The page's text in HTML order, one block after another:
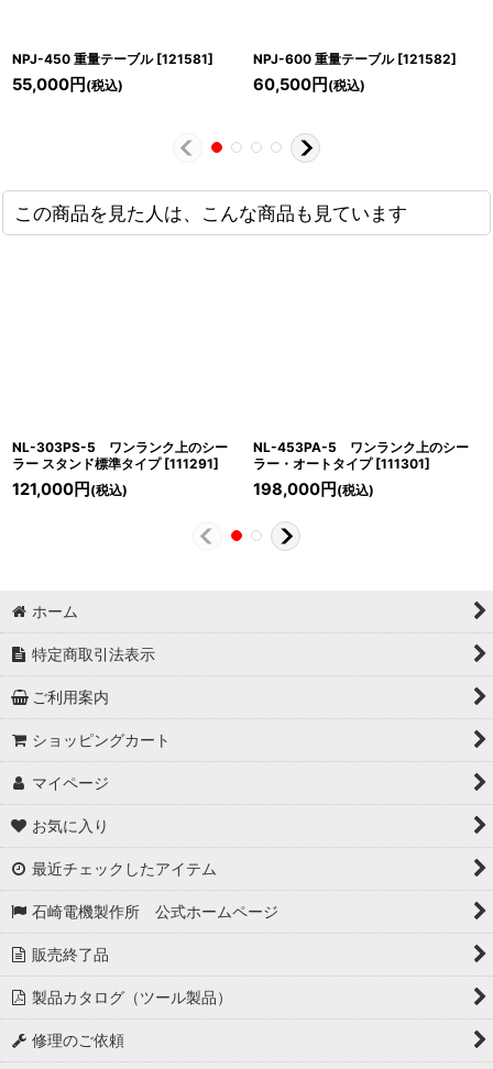
NPJ-450 重量テーブル [121581]
55,000円 (税込)
NPJ-600 重量テーブル [121582]
60,500円 (税込)
この商品を見た人は、こんな商品も見ています
NL-303PS-5 ワンランク上のシー
ラー スタンド標準タイプ [111291]
121,000円 (税込)
NL-453PA-5 ワンランク上のシー
ラー・オートタイプ [111301]
198,000円 (税込)
ホーム
特定商取引法表示
ご利用案内
ショッピングカート
マイページ
お気に入り
最近チェックしたアイテム
石崎電機製作所 公式ホームページ
販売終了品
製品カタログ（ツール製品）
修理のご依頼